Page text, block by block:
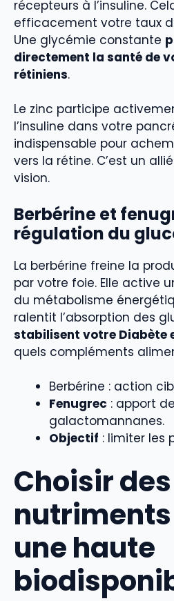
récepteurs à l’insuline.
efficacement votre taux
Une glycémie constante
directement la santé de
rétiniens.
Le zinc participe
l’insuline dans votre
indispensable pour
vers la rétine. C’est un
vision.
Berbérineet
régulation du
La berbérine freine la
par votre foie. Elle active
du métabolisme
ralentit l’absorption des
stabilisent votre Diabète
quels compléments
Berbérine : action
Fenugrec : apport
galactomannanes.
Objectif : limiter les
Choisir des
une haute